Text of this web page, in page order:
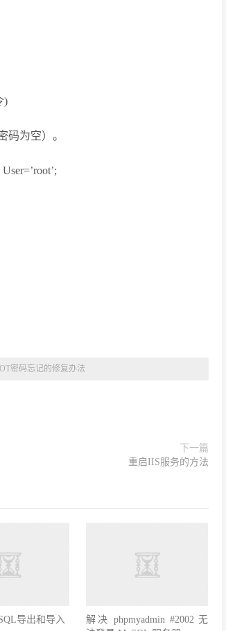
)
码为空）。
密码忘记的修复办法
下一篇
重启IIS服务的方法
导出和导入
解决 phpmyadmin #2002 无